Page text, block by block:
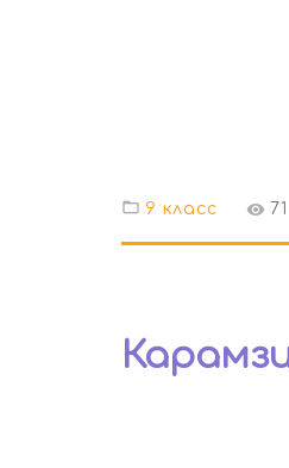
9 класс 71